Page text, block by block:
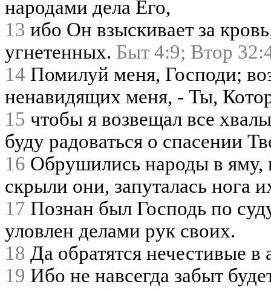
народами дела Его,
13 ибо Он взыскивает за
угнетенных. Быт 4:9; Втор
14 Помилуй меня, Господи;
ненавидящих меня, - Ты,
15 чтобы я возвещал все
буду радоваться о спасении
16 Обрушились народы в яму,
скрыли они, запуталась нога
17 Познан был Господь по
уловлен делами рук своих.
18 Да обратятся нечестивые
19 Ибо не навсегда забыт